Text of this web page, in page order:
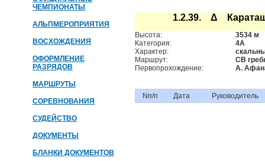
ЧЕМПИОНАТЫ
АЛЬПМЕРОПРИЯТИЯ
ВОСХОЖДЕНИЯ
ОФОРМЛЕНИЕ
РАЗРЯДОВ
МАРШРУТЫ
СОРЕВНОВАНИЯ
СУДЕЙСТВО
ДОКУМЕНТЫ
БЛАНКИ ДОКУМЕНТОВ
1.2.39. Δ
Высота:
3534 м
Категория:
4А
Характер:
Маршрут:
СВ
Первопрохождение:
А.
Nп/п Дата Руководитель